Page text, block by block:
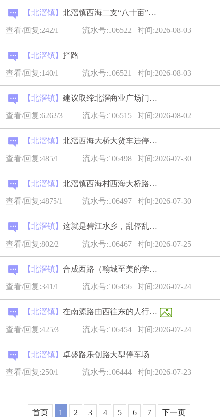
【北滘镇】 北滘镇西海二支“八十亩”有噪音、气味扰民
查看/回复:242/1 流水号:106522 时间:2026-08-03
【北滘镇】 拦路
查看/回复:140/1 流水号:106521 时间:2026-08-03
【北滘镇】 建议取缔北滘商业广场门前烧烤
查看/回复:6262/3 流水号:106515 时间:2026-08-02
【北滘镇】 北滘西海大桥大货车违停黑点
查看/回复:485/1 流水号:106498 时间:2026-07-30
【北滘镇】 北滘镇西海村西海大桥路面问题
查看/回复:4875/1 流水号:106497 时间:2026-07-30
【北滘镇】 这就是碧江水乡，乱停乱放，无法根治
查看/回复:802/2 流水号:106467 时间:2026-07-25
【北滘镇】 合成西路（翰城至美的学校段）+ 合成西路（东兴苑至细海河）段...
查看/回复:341/1 流水号:106456 时间:2026-07-24
【北滘镇】 在南源路由西往东的人行道通过建设南路的位置，有砖翘起来了，...
查看/回复:425/3 流水号:106454 时间:2026-07-24
【北滘镇】 卓盛路乐创路大型停车场
查看/回复:250/1 流水号:106444 时间:2026-07-23
首页 1 2 3 4 5 6 7 下一页